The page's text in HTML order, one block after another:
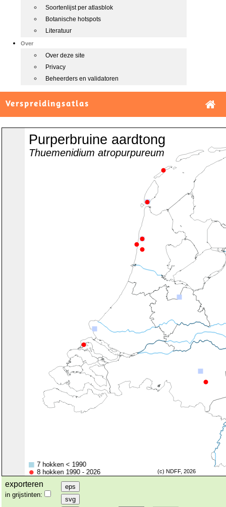
Soortenlijst per atlasblok
Botanische hotspots
Literatuur
Over
Over deze site
Privacy
Beheerders en validatoren
Verspreidingsatlas